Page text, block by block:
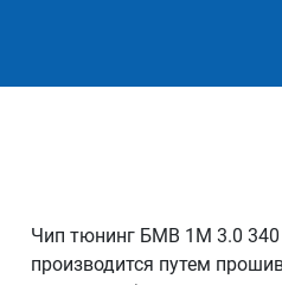
Чип тюнинг БМВ 1M 3.0 340
производится путем